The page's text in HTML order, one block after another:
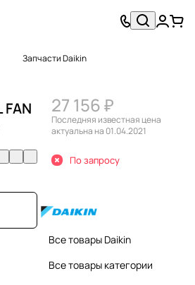
Запчасти Daikin
FAN
27 156 ₽
Последняя известная цена
актуальна на 01.04.2021
По запросу
Все товары Daikin
Все товары категории